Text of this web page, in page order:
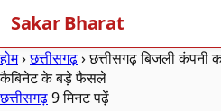
Sakar Bharat
होम›छत्तीसगढ़›छत्तीसगढ़ बिजली कंपनी
कैबिनेट के बड़े फैसले
छत्तीसगढ़9 मिनट पढ़ें